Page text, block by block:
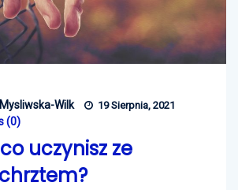
Wilk 19 Sierpnia, 2021
(0)
uczynisz ze